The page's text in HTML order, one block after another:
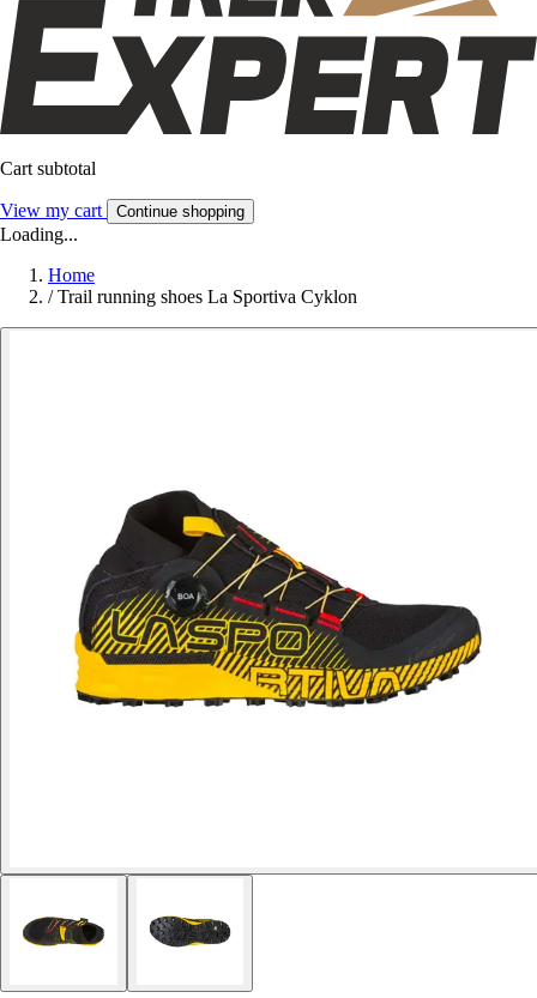
Cart subtotal
View my cart Continue shopping
Loading...
Home
/ Trail running shoes La Sportiva Cyklon